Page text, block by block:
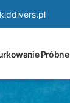
Próbne